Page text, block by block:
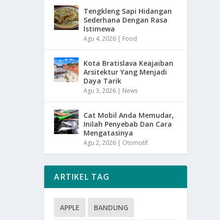
Tengkleng Sapi Hidangan
Sederhana Dengan Rasa
Istimewa
Agu 4, 2026 | Food
Kota Bratislava Keajaiban
Arsitektur Yang Menjadi
Daya Tarik
Agu 3, 2026 | News
Cat Mobil Anda Memudar,
Inilah Penyebab Dan Cara
Mengatasinya
Agu 2, 2026 | Otomotif
ARTIKEL TAG
APPLE BANDUNG